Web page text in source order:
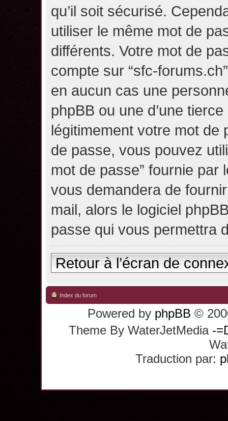
qu’il soit sécurisé.
utiliser le même mot de
différents. Votre mot de
compte sur “sfc-
en aucun cas une
phpBB ou une d’une
légitimement votre mot de
de passe, vous pouvez
mot de passe” fournie par
vous demandera de
mail, alors le logiciel
passe qui vous permettra
Retour à l’écran de
Index du forum
Powered by phpBB ©
Theme By WaterJetMedia -
Traduction par: